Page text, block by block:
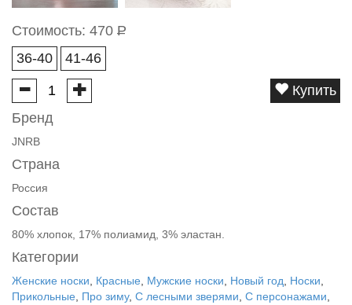
Стоимость: 470 Р
36-40
41-46
Купить
Бренд
JNRB
Страна
Россия
Состав
80% хлопок, 17% полиамид, 3% эластан.
Категории
Женские носки Красные Мужские носки Новый год Носки
Прикольные
Про зиму, С лесными зверями С персонажами